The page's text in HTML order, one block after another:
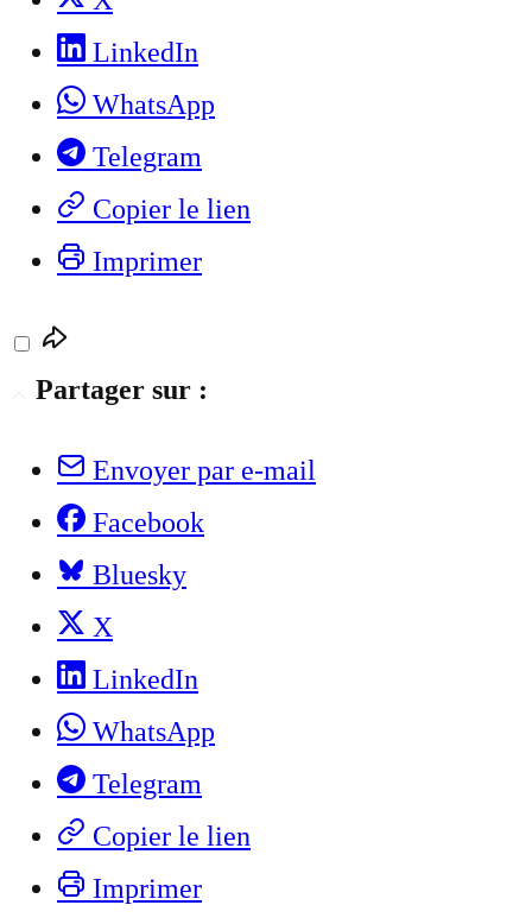
LinkedIn
WhatsApp
Telegram
Copier le lien
Imprimer
Partager sur :
Envoyer par e-mail
Facebook
Bluesky
X
LinkedIn
WhatsApp
Telegram
Copier le lien
Imprimer